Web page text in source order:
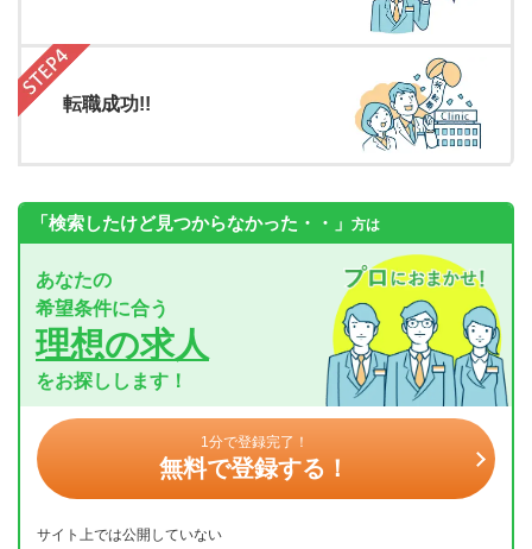
転職成功!!
「検索したけど見つからなかった・・」 方は
あなたの
希望条件に合う
理想の求人
をお探しします！
1分で登録完了！
無料で登録する！
サイト上では公開していない